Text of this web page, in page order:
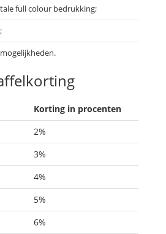
full colour bedrukking;
Korting in procenten
2%
3%
4%
5%
6%